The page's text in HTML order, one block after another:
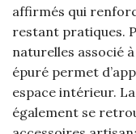
affirmés qui
restant pratiques.
naturelles associé
épuré permet
espace intérieur.
également se